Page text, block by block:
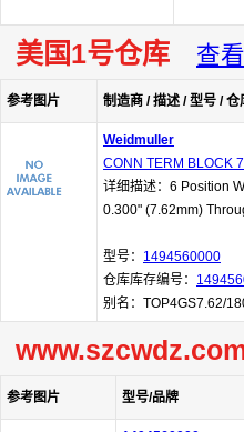
美国1号仓库 查
参考图片 制造商 / 描述 / 型号 /
Weidmuller
CONN TERM BLOCK
详细描述：6 Position
0.300" (7.62mm)
型号： 1494560000
仓库库存编号：
别名：TOP4GS7.62/
参考图片 型号/品牌